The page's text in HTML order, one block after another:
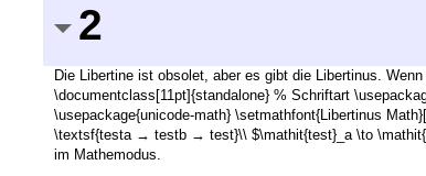
2
Die Libertine ist obsolet, aber es gibt die Libertinus.
\documentclass[11pt]{standalone} % Schriftart
\usepackage{unicode-math} \setmathfont{Libertinus
\textsf{testa → testb → test}\\ $\mathit{test}_a \to
im Mathemodus.